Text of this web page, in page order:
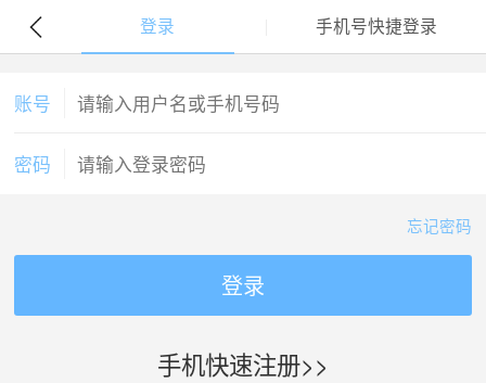
登录 手机号快捷登录
账号
密码
忘记密码
登录
手机快速注册>>